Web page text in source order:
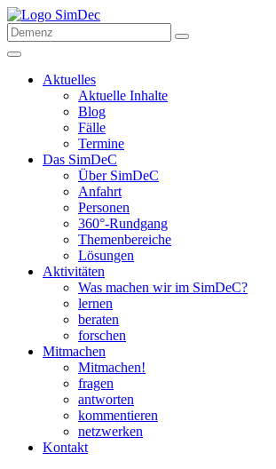
Aktuelles
Aktuelle Inhalte
Blog
Fälle
Termine
Das SimDeC
Über SimDeC
Anfahrt
Personen
360°-Rundgang
Themenbereiche
Lösungen
Aktivitäten
Was machen wir im SimDeC?
lernen
beraten
forschen
Mitmachen
Mitmachen!
fragen
antworten
kommentieren
netzwerken
Kontakt